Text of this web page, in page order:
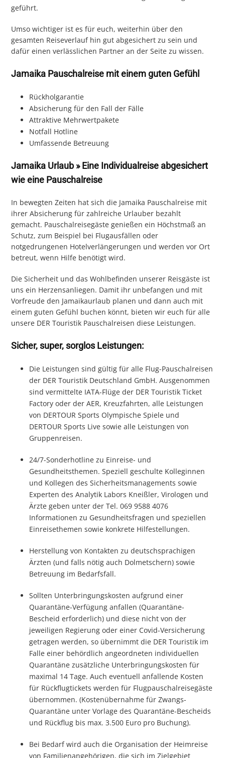
geführt.
Umso wichtiger ist es für euch, weiterhin über den
gesamten Reiseverlauf hin gut abgesichert zu sein und
dafür einen verlässlichen Partner an der Seite zu wissen.
Jamaika Pauschalreise mit einem guten Gefühl
Rückholgarantie
Absicherung für den Fall der Fälle
Attraktive Mehrwertpakete
Notfall Hotline
Umfassende Betreuung
Jamaika Urlaub » Eine Individualreise abgesichert
wie eine Pauschalreise
In bewegten Zeiten hat sich die Jamaika Pauschalreise mit
ihrer Absicherung für zahlreiche Urlauber bezahlt
gemacht. Pauschalreisegäste genießen ein Höchstmaß an
Schutz, zum Beispiel bei Flugausfällen oder
notgedrungenen Hotelverlängerungen und werden vor Ort
betreut, wenn Hilfe benötigt wird.
Die Sicherheit und das Wohlbefinden unserer Reisgäste ist
uns ein Herzensanliegen. Damit ihr unbefangen und mit
Vorfreude den Jamaikaurlaub planen und dann auch mit
einem guten Gefühl buchen könnt, bieten wir euch für alle
unsere DER Touristik Pauschalreisen diese Leistungen.
Sicher, super, sorglos Leistungen:
Die Leistungen sind gültig für alle Flug-Pauschalreisen
der DER Touristik Deutschland GmbH. Ausgenommen
sind vermittelte IATA-Flüge der DER Touristik Ticket
Factory oder der AER, Kreuzfahrten, alle Leistungen
von DERTOUR Sports Olympische Spiele und
DERTOUR Sports Live sowie alle Leistungen von
Gruppenreisen.
24/7-Sonderhotline zu Einreise- und
Gesundheitsthemen. Speziell geschulte Kolleginnen
und Kollegen des Sicherheitsmanagements sowie
Experten des Analytik Labors Kneißler, Virologen und
Ärzte geben unter der Tel. 069 9588 4076
Informationen zu Gesundheitsfragen und speziellen
Einreisethemen sowie konkrete Hilfestellungen.
Herstellung von Kontakten zu deutschsprachigen
Ärzten (und falls nötig auch Dolmetschern) sowie
Betreuung im Bedarfsfall.
Sollten Unterbringungskosten aufgrund einer
Quarantäne-Verfügung anfallen (Quarantäne-
Bescheid erforderlich) und diese nicht von der
jeweiligen Regierung oder einer Covid-Versicherung
getragen werden, so übernimmt die DER Touristik im
Falle einer behördlich angeordneten individuellen
Quarantäne zusätzliche Unterbringungskosten für
maximal 14 Tage. Auch eventuell anfallende Kosten
für Rückflugtickets werden für Flugpauschalreisegäste
übernommen. (Kostenübernahme für Zwangs-
Quarantäne unter Vorlage des Quarantäne-Bescheids
und Rückflug bis max. 3.500 Euro pro Buchung).
Bei Bedarf wird auch die Organisation der Heimreise
von Familienangehörigen, die sich im Zielgebiet